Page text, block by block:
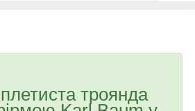
троянда